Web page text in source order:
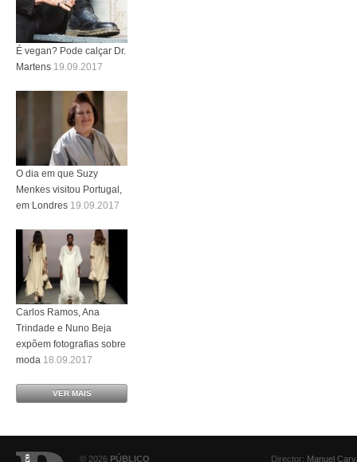
É vegan? Pode calçar Dr.
Martens 19.09.2017
O dia em que Suzy
Menkes visitou Portugal,
em Londres 19.09.2017
Carlos Ramos, Ana
Trindade e Nuno Beja
expõem fotografias sobre
moda 18.09.2017
VER MAIS
© 2026 PÚBLICO Director: Manuel